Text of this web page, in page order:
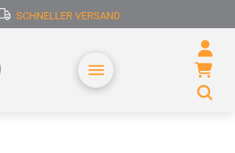
SCHNELLER VERSAND